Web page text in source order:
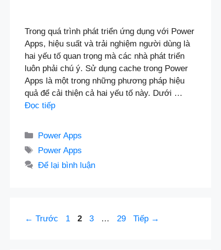
Trong quá trình phát triển ứng dụng với Power
Apps, hiệu suất và trải nghiệm người dùng là
hai yếu tố quan trọng mà các nhà phát triển
luôn phải chú ý. Sử dụng cache trong Power
Apps là một trong những phương pháp hiệu
quả để cải thiện cả hai yếu tố này. Dưới …
Đọc tiếp
Danh
mục
Power Apps
Thẻ
Power Apps
Để lại bình luận
← Trước Trang
1 Trang
2 Trang
3 … Trang
29 Tiếp →